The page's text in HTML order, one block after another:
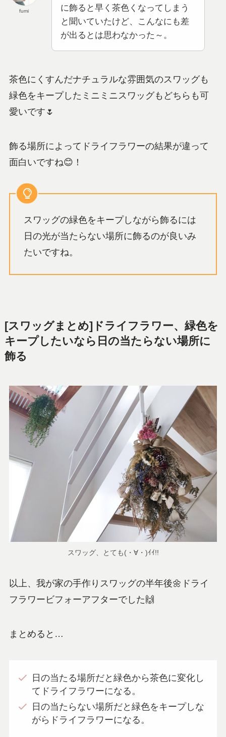
fumi
に飾ると早く茶色くなってしまう
と聞いていたけど、こんなにも差
が出るとは思わなかった～。
茶色にくすんだナチュラルな雰囲気のスワッグも
緑色をキープしたミニミニスワッグもどちらも可
愛いです🌷
飾る場所によってドライフラワーの結果が違って
面白いですね😊！
スワッグの緑色をキープしながら飾るには
日の光が当たらない場所に飾るのが良いみ
たいですね。
[スワッグまとめ]ドライフラワー、緑色を
キープしたいなら日の当たらない場所に
飾る
スワッグ、とても(・∀・)ｲｲ!!
以上、我が家の手作りスワッグの半年後🌼ドライ
フラワービフォーアフターでした🙌
まとめると…
日の当たる場所だと緑色から茶色に変化し
てドライフラワーになる。
日の当たらない場所だと緑色をキープしな
がらドライフラワーになる。